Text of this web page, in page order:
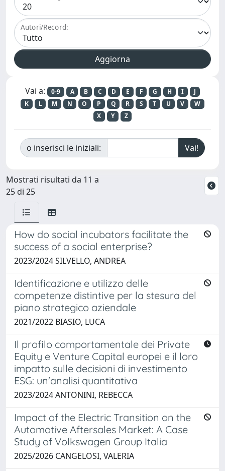
Autori/Record:
Vai a: 0-9 A B C D E F G H I
J
K
L M N O P Q R S T U V
W
X
Y Z
o inserisci le iniziali:
Mostrati risultati da 11 a
25 di 25
How do social incubators facilitate the
success of a social enterprise?
2023/2024 SILVELLO, ANDREA
Identificazione e utilizzo delle
competenze distintive per la stesura del
piano strategico aziendale
2021/2022 BIASIO, LUCA
Il profilo comportamentale dei Private
Equity e Venture Capital europei e il loro
impatto sulle decisioni di investimento
ESG: un'analisi quantitativa
2023/2024 ANTONINI, REBECCA
Impact of the Electric Transition on the
Automotive Aftersales Market: A Case
Study of Volkswagen Group Italia
2025/2026 CANGELOSI, VALERIA